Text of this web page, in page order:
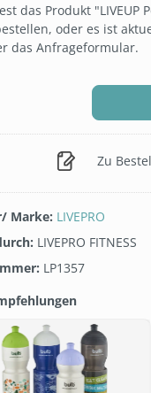
das Produkt
oder es ist
das Anfrageformular.
Zu
Marke: LIVEPRO
LIVEPRO FITNESS
LP1357
überspringen